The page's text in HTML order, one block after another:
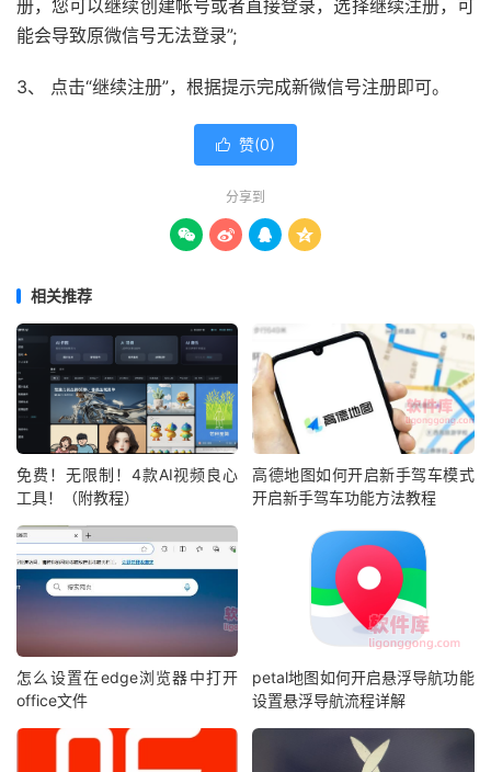
册，您可以继续创建帐号或者直接登录，选择继续注册，可
能会导致原微信号无法登录”;
3、 点击“继续注册”，根据提示完成新微信号注册即可。
 赞(0)
分享到
   
相关推荐
免费！无限制！4款AI视频良心
工具！（附教程）
高德地图如何开启新手驾车模式
开启新手驾车功能方法教程
怎么设置在edge浏览器中打开
office文件
petal地图如何开启悬浮导航功能
设置悬浮导航流程详解